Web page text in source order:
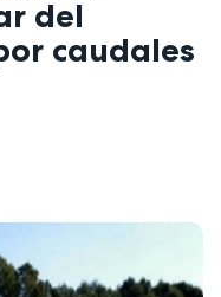
del
caudales